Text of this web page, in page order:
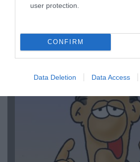
user protection.
CONFIRM
Data Deletion Data Access
«Επιχείρηση ελεύθερα
Αθήνα: Απομακρύνθηκαν
αντικείμενα από